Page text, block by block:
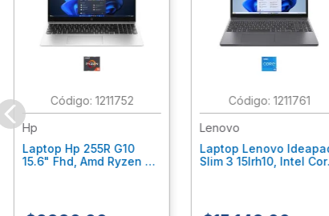
: 1211752
Hp
Laptop Hp 255R G10
15.6" Fhd, Amd Ryzen 5
Plata C7Gn5At
: 1211761
Lenovo
Laptop Lenovo
Slim 3 15Irh10, Intel